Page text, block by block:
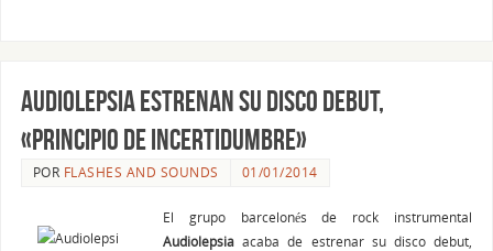
Audiolepsia estrenan su disco debut,
«Principio de incertidumbre»
POR FLASHES AND SOUNDS 01/01/2014
El grupo barcelonés de rock instrumental
Audiolepsiaacaba de estrenar su disco debut,